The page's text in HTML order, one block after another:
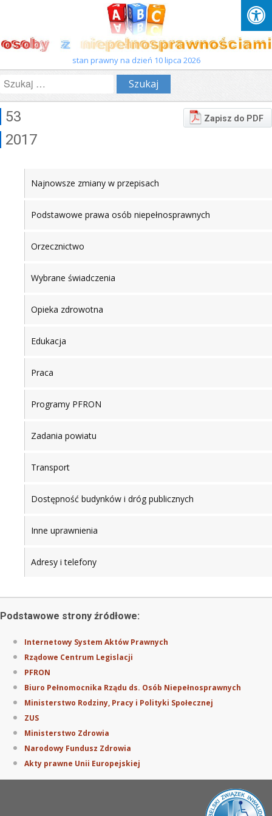
stan prawny na dzień 10 lipca 2026
Zapisz do PDF
53
2017
Najnowsze zmiany w przepisach
Podstawowe prawa osób niepełnosprawnych
Orzecznictwo
Wybrane świadczenia
Opieka zdrowotna
Edukacja
Praca
Programy PFRON
Zadania powiatu
Transport
Dostępność budynków i dróg publicznych
Inne uprawnienia
Adresy i telefony
Podstawowe strony źródłowe:
Internetowy System Aktów Prawnych
Rządowe Centrum Legislacji
PFRON
Biuro Pełnomocnika Rządu ds. Osób Niepełnosprawnych
Ministerstwo Rodziny, Pracy i Polityki Społecznej
ZUS
Ministerstwo Zdrowia
Narodowy Fundusz Zdrowia
Akty prawne Unii Europejskiej